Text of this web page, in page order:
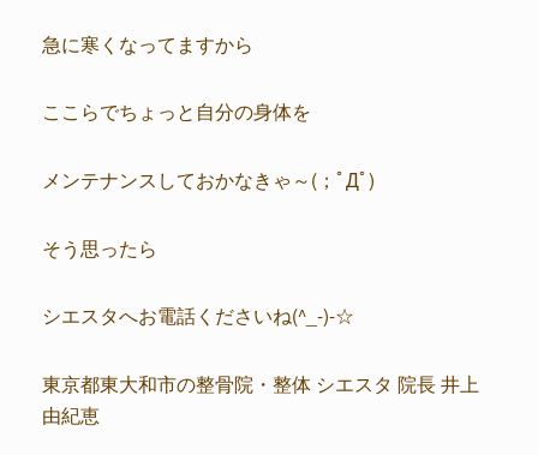
急に寒くなってますから
ここらでちょっと自分の身体を
メンテナンスしておかなきゃ～(；ﾟДﾟ)
そう思ったら
シエスタへお電話くださいね(^_-)-☆
東京都東大和市の整骨院・整体 シエスタ 院長 井上
由紀恵